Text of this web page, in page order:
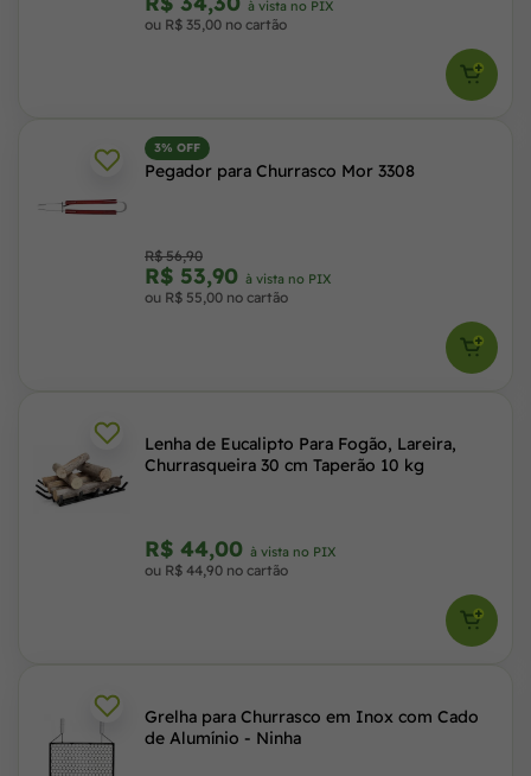
à vista no PIX
ou R$ 35,00 no cartão
3% OFF
Pegador para Churrasco Mor 3308
R$ 56,90
R$ 53,90 à vista no PIX
ou R$ 55,00 no cartão
Lenha de Eucalipto Para Fogão, Lareira,
Churrasqueira 30 cm Taperão 10 kg
R$ 44,00 à vista no PIX
ou R$ 44,90 no cartão
Grelha para Churrasco em Inox com Cado
de Alumínio - Ninha